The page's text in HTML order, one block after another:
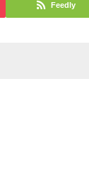
Feedly